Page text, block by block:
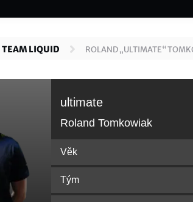
TEAM LIQUID ROLAND „ULTIMATE“
ultimate
Roland Tomkowiak
Věk
Tým